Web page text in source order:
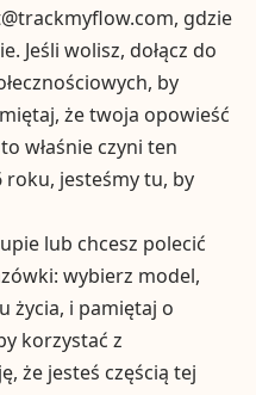
, gdzie
Jeśli wolisz, dołącz do
by
że twoja opowieść
właśnie czyni ten
jesteśmy tu, by
lub chcesz polecić
wybierz model,
życia, i pamiętaj o
korzystać z
że jesteś częścią tej